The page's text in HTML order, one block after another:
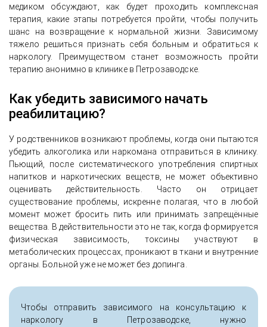
медиком обсуждают, как будет проходить комплексная
терапия, какие этапы потребуется пройти, чтобы получить
шанс на возвращение к нормальной жизни. Зависимому
тяжело решиться признать себя больным и обратиться к
наркологу. Преимуществом станет возможность пройти
терапию анонимно в клинике в Петрозаводске.
Как убедить зависимого начать
реабилитацию?
У родственников возникают проблемы, когда они пытаются
убедить алкоголика или наркомана отправиться в клинику.
Пьющий, после систематического употребления спиртных
напитков и наркотических веществ, не может объективно
оценивать действительность. Часто он отрицает
существование проблемы, искренне полагая, что в любой
момент может бросить пить или принимать запрещённые
вещества. В действительности это не так, когда формируется
физическая зависимость, токсины участвуют в
метаболических процессах, проникают в ткани и внутренние
органы. Больной уже не может без допинга.
Чтобы отправить зависимого на консультацию к
наркологу в Петрозаводске, нужно